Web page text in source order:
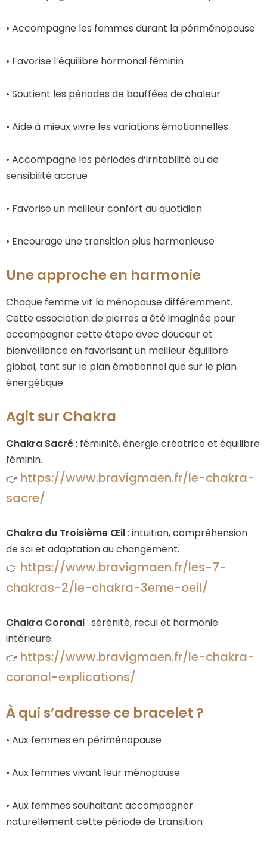
• Accompagne les femmes durant la périménopause
• Favorise l’équilibre hormonal féminin
• Soutient les périodes de bouffées de chaleur
• Aide à mieux vivre les variations émotionnelles
• Accompagne les périodes d’irritabilité ou de
sensibilité accrue
• Favorise un meilleur confort au quotidien
• Encourage une transition plus harmonieuse
Une approche en harmonie
Chaque femme vit la ménopause différemment.
Cette association de pierres a été imaginée pour
accompagner cette étape avec douceur et
bienveillance en favorisant un meilleur équilibre
global, tant sur le plan émotionnel que sur le plan
énergétique.
Agit sur Chakra
Chakra Sacré: féminité, énergie créatrice et équilibre
féminin.
👉 https://www.bravigmaen.fr/le-chakra-
sacre/
Chakra du Troisième Œil: intuition, compréhension
de soi et adaptation au changement.
👉 https://www.bravigmaen.fr/les-7-
chakras-2/le-chakra-3eme-oeil/
Chakra Coronal: sérénité, recul et harmonie
intérieure.
👉 https://www.bravigmaen.fr/le-chakra-
coronal-explications/
À qui s’adresse ce bracelet ?
• Aux femmes en périménopause
• Aux femmes vivant leur ménopause
• Aux femmes souhaitant accompagner
naturellement cette période de transition